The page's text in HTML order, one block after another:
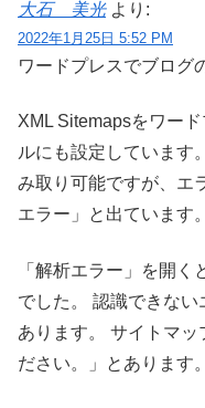
大石 美光 より:
2022年1月25日 5:52 PM
ワードプレスでブログ
XML Sitemapsをワー
ルにも設定しています
み取り可能ですが、エ
エラー」と出ています。
「解析エラー」を開
でした。 認識できな
あります。 サイトマッ
ださい。」とあります。